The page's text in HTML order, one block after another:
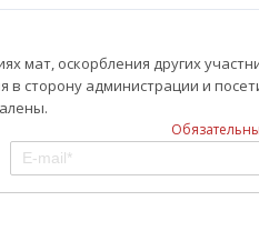
мат, оскорбления других
сторону администрации и